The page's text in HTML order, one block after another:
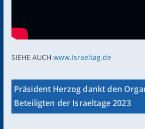
SIEHE AUCH www.Israeltag.de
Präsident Herzog dankt den
Beteiligten der Israeltage 2023